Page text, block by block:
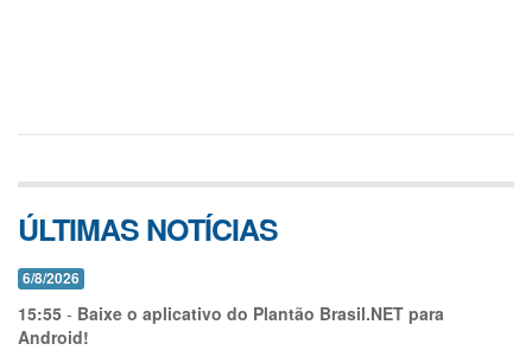
ÚLTIMAS NOTÍCIAS
6/8/2026
15:55 - Baixe o aplicativo do Plantão Brasil.NET para
Android!